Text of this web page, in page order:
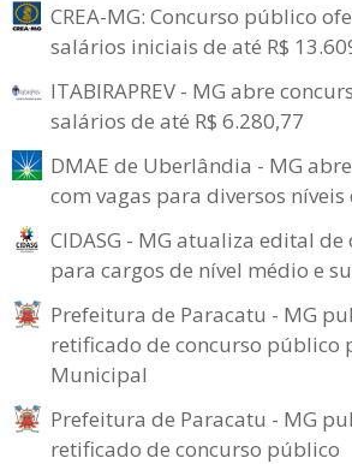
CREA-MG: Concurso público
salários iniciais de até R$
ITABIRAPREV - MG abre
salários de até R$ 6.280,77
DMAE de Uberlândia - MG
com vagas para diversos
CIDASG - MG atualiza edital
para cargos de nível médio e
Prefeitura de Paracatu - MG
retificado de concurso público
Municipal
Prefeitura de Paracatu - MG
retificado de concurso público